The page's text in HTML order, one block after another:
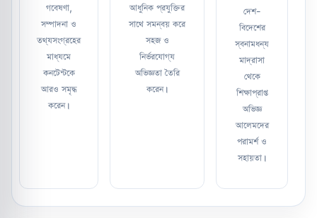
দেশ-
বিদেশের
স্বনামধন্য
মাদ্রাসা
থেকে
শিক্ষাপ্রাপ্ত
অভিজ্ঞ
আলেমদের
পরামর্শ ও
সহায়তা।
আধুনিক প্রযুক্তির
সাথে সমন্বয় করে
সহজ ও
নির্ভরযোগ্য
অভিজ্ঞতা তৈরি
করেন।
গবেষণা,
সম্পাদনা ও
তথ্যসংগ্রহের
মাধ্যমে
কনটেন্টকে
আরও সমৃদ্ধ
করেন।